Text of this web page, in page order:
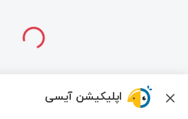
درباره ما تماس با ما
اپلیکیشن آیسی